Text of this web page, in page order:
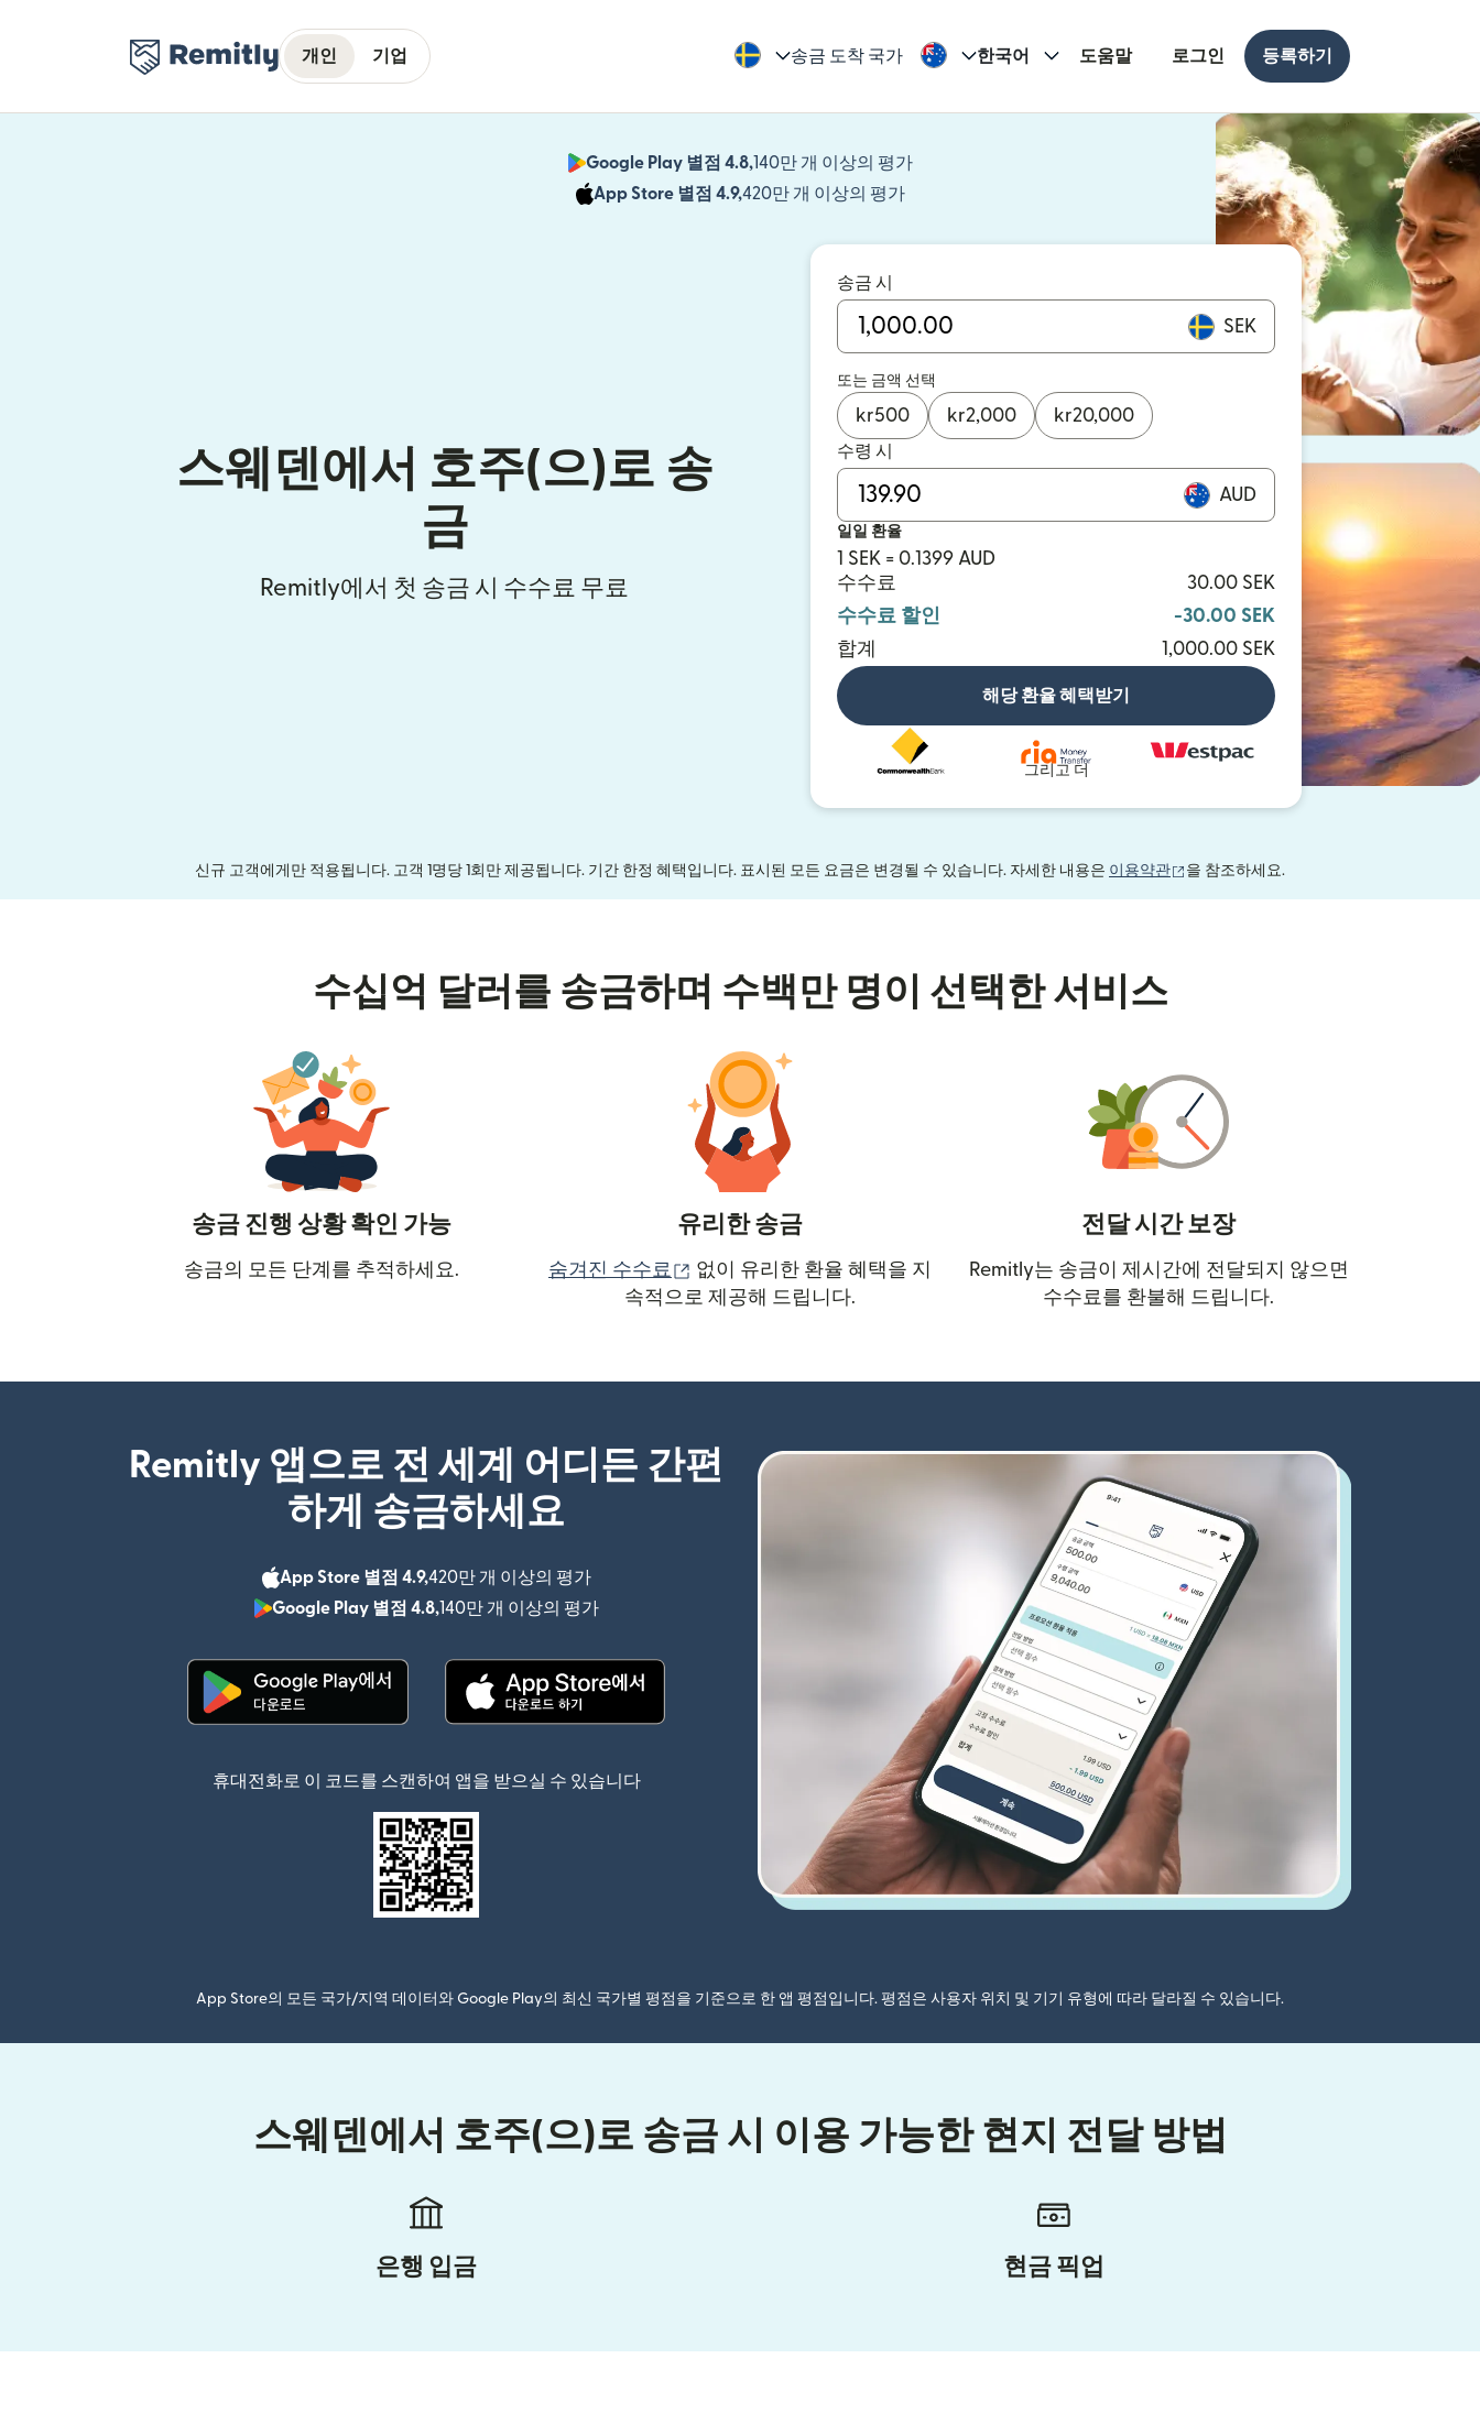
개인 기업 송금 도착 국가 한국어 도움말 로그인 등록하기
Google Play 별점 4.8,140만 개 이상의 평가
App Store 별점 4.9,420만 개 이상의 평가
스웨덴에서 호주(으)로 송
금
Remitly에서 첫 송금 시 수수료 무료
송금 시
SEK
또는 금액 선택
kr500 kr2,000 kr20,000
수령 시
AUD
일일 환율
1 SEK = 0.1399 AUD
수수료
30.00 SEK
수수료 할인
-30.00 SEK
합계
1,000.00 SEK
해당 환율 혜택받기
그리고 더
신규 고객에게만 적용됩니다. 고객 1명당 1회만 제공됩니다. 기간 한정 혜택입니다. 표시된 모든 요금은 변경될 수 있습니다. 자세한 내용은 이용약관 (새 창에서 열림)
을 참조하세요.
수십억 달러를 송금하며 수백만 명이 선택한 서비스
송금 진행 상황 확인 가능
송금의 모든 단계를 추적하세요.
유리한 송금
숨겨진 수수료 (새 창에서 열림)
없이 유리한 환율 혜택을 지
속적으로 제공해 드립니다.
전달 시간 보장
Remitly는 송금이 제시간에 전달되지 않으면
수수료를 환불해 드립니다.
Remitly 앱으로 전 세계 어디든 간편
하게 송금하세요
App Store 별점 4.9,420만 개 이상의 평가
Google Play 별점 4.8,140만 개 이상의 평가
휴대전화로 이 코드를 스캔하여 앱을 받으실 수 있습니다
App Store의 모든 국가/지역 데이터와 Google Play의 최신 국가별 평점을 기준으로 한 앱 평점입니다. 평점은 사용자 위치 및 기기 유형에 따라 달라질 수 있습니다.
스웨덴에서 호주(으)로 송금 시 이용 가능한 현지 전달 방법
은행 입금 현금 픽업